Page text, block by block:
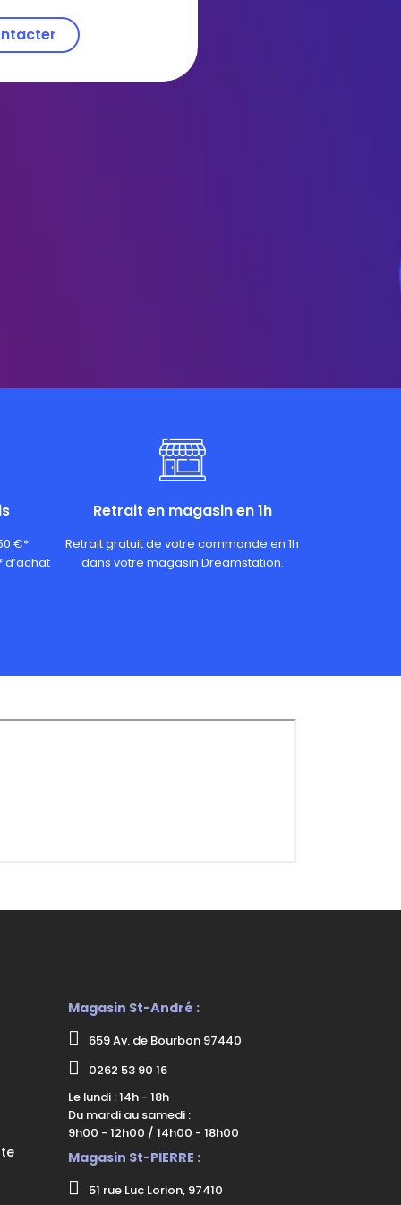
€*
d’achat
Retrait en magasin en 1h
Retrait gratuit de votre commande en 1h
dans votre magasin Dreamstation.
Magasin St-André :
659 Av. de Bourbon 97440
0262 53 90 16
Le lundi : 14h - 18h
Du mardi au samedi :
9h00 - 12h00 / 14h00 - 18h00
Magasin St-PIERRE :
51 rue Luc Lorion, 97410